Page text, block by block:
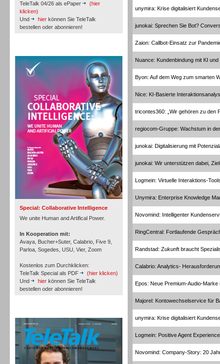
TeleTalk 04/26 als ePaper
(hier
klicken)
Und
hier können Sie TeleTalk
bestellen oder abonnieren!
Special: Collaborative Intelligence
We unite Human and Artifical Power.
In Kooperation mit:
Avaya, Bucher+Suter, Calabrio, Five 9,
Parloa, Sogedes, USU, Vier, Zoom
Kostenlos zum Durchklicken:
TeleTalk Special als PDF
(hier klicken)
Und
hier können Sie TeleTalk
bestellen oder abonnieren!
Personal
Inbound
unymira: Krise digitalisiert
junokai: Sprechen Sie Bot?
Zaion: Callbot-Einsatz zur
Nuance: Kundenbindung mit KI und
Byon: Auf dem Weg zum smarten
Nice: KI-Basierte
tricontes360: „Wir gehören zu den
regiocom-Gruppe: Wachstum in
junokai: Digitalisierung mit
junokai: Wir unterstützen dabei,
Logmein: Virtuelle Interaktions-
Unymira: Enterprise Knowledge
Novomind: Intelligenter
RingCentral: Fortlaufende
Randstad: Zukunft braucht
Calabrio: Analytics-
Epos: Neue Premium-Audio-Marke
Majorel: Kontowechselservice für
unymira: Krise digitalisiert
Logmein: Positive Agent Experience
Novomind: Company-Story: 20